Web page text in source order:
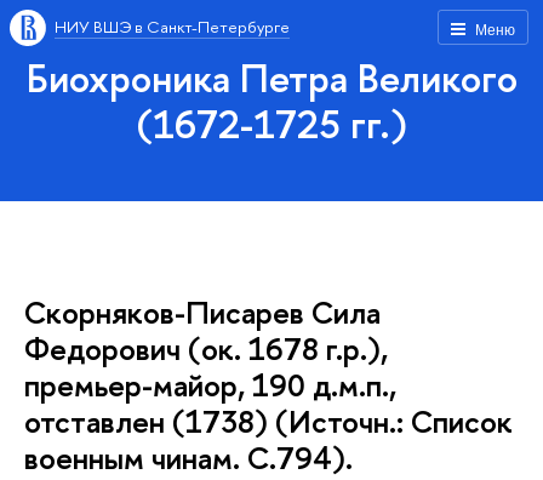
Меню
НИУ ВШЭ в Санкт-Петербурге
Биохроника Петра Великого
(1672-1725 гг.)
Скорняков-Писарев Сила
Федорович (ок. 1678 г.р.),
премьер-майор, 190 д.м.п.,
отставлен (1738) (Источн.: Список
военным чинам. С.794).